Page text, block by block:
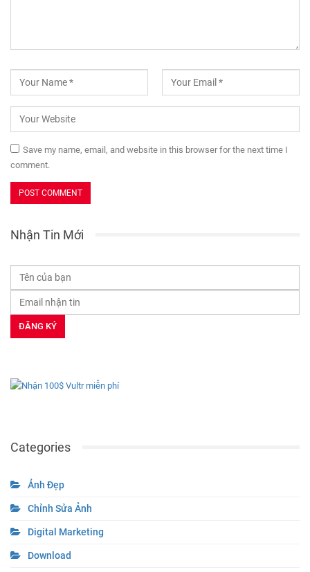
Save my name, email, and website in this browser for the next time I
comment.
Nhận Tin Mới
Categories
Ảnh Đẹp
Chỉnh Sửa Ảnh
Digital Marketing
Download